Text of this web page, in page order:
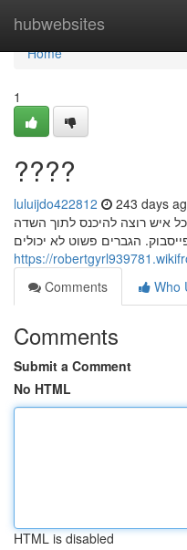
hubwebsites
Home
Home
1
????
luluijdo422812 243 days
איש רוצה להיכנס לתוך השדה
הגברים פשוט לא יכולים
https://
Comments
Who
Comments
Submit a Comment
No HTML
HTML is disabled